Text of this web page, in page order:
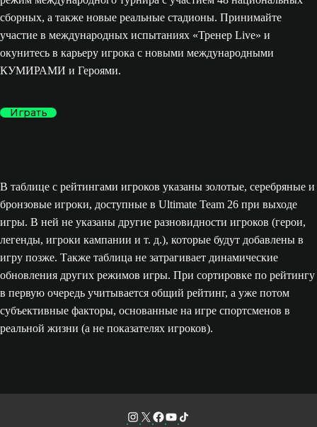
сборных, а также новые реальные стадионы. Принимайте
участие в международных испытаниях «Тренер Live» и
окунитесь в карьеру игрока с новыми международными
КУМИРАМИ и Героями.
Играть
В таблице с рейтингами игроков указаны золотые, серебряные и
бронзовые игроки, доступные в Ultimate Team 26 при выходе
игры. В ней не указаны другие разновидности игроков (герои,
легенды, игроки кампании и т. д.), которые будут добавлены в
игру позже. Также таблица не затрагивает динамические
обновления других режимов игры. При сортировке по рейтингу
в первую очередь учитывается общий рейтинг, а уже потом
субъективные факторы, основанные на игре спортсменов в
реальной жизни (а не показателях игроков).